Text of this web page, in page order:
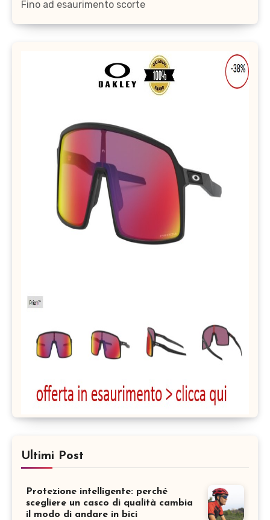
Fino ad esaurimento scorte
Ultimi Post
Protezione intelligente: perché
scegliere un casco di qualità cambia
il modo di andare in bici